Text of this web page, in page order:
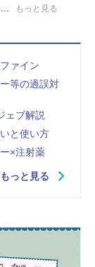
もっと見る
ァイン
等の過誤対
ェブ解説
と使い方
×注射薬
もっと見る